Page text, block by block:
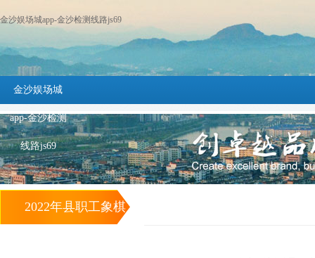
金沙娱场城app-金沙检测线路js69
金沙娱场城
app-金沙检测
线路js69
2022年县职工象棋